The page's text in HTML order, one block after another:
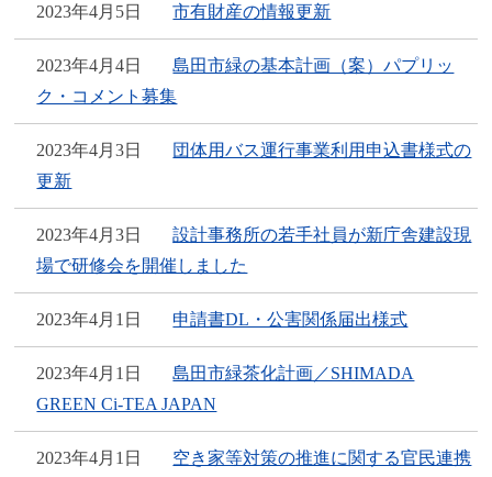
2023年4月5日 市有財産の情報更新
2023年4月4日
島田市緑の基本計画（案）パプリッ
ク・コメント募集
2023年4月3日
団体用バス運行事業利用申込書様式の
更新
2023年4月3日
設計事務所の若手社員が新庁舎建設現
場で研修会を開催しました
2023年4月1日 申請書DL・公害関係届出様式
2023年4月1日
島田市緑茶化計画／SHIMADA
GREEN Ci-TEA JAPAN
2023年4月1日
空き家等対策の推進に関する官民連携